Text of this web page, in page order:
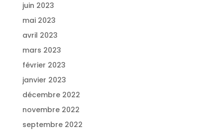
juin 2023
mai 2023
avril 2023
mars 2023
février 2023
janvier 2023
décembre 2022
novembre 2022
septembre 2022